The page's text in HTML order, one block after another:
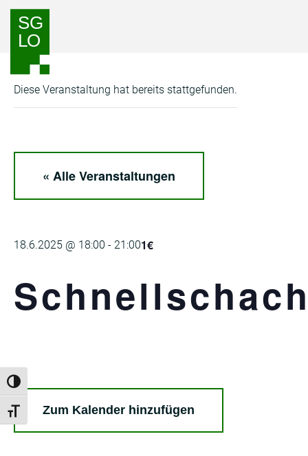
Zum
Inhalt
springen
Zur
Navigation
springen
Umschalten auf hohe Kontraste
Schrift vergrößern
« Alle Veranstaltungen
Diese Veranstaltung hat bereits stattgefunden.
18.6.2025 @ 18:00 - 21:001€
Zum Kalender hinzufügen